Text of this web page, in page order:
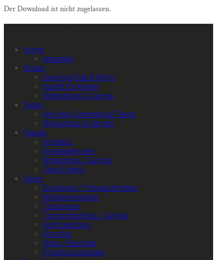
Der Download ist nicht zugelassen.
Home
Aktuelles
Kinder
Dancing Kids & Minis
Ballett für Kinder
Workshops & Camps
Teens
Hip Hop-Commercial Teens
Workshops & Camps
Frauen
Solotanz
Einsteigerinnen
Workshops / Camps
Tanz-Events
Paare
Einsteiger / Fortgeschrittene
Wiedereinsteiger
Tanzkreise
Tanzworkshops / Camps
Hochzeitstanz
Discofox
Salsa / Bachata
Privattanzstunden